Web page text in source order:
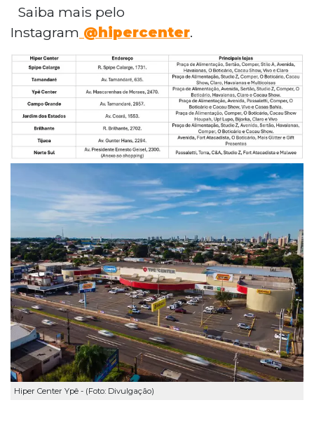
Saiba mais pelo
Instagram @hipercenter.
Hiper Center Ypê - (Foto: Divulgação)